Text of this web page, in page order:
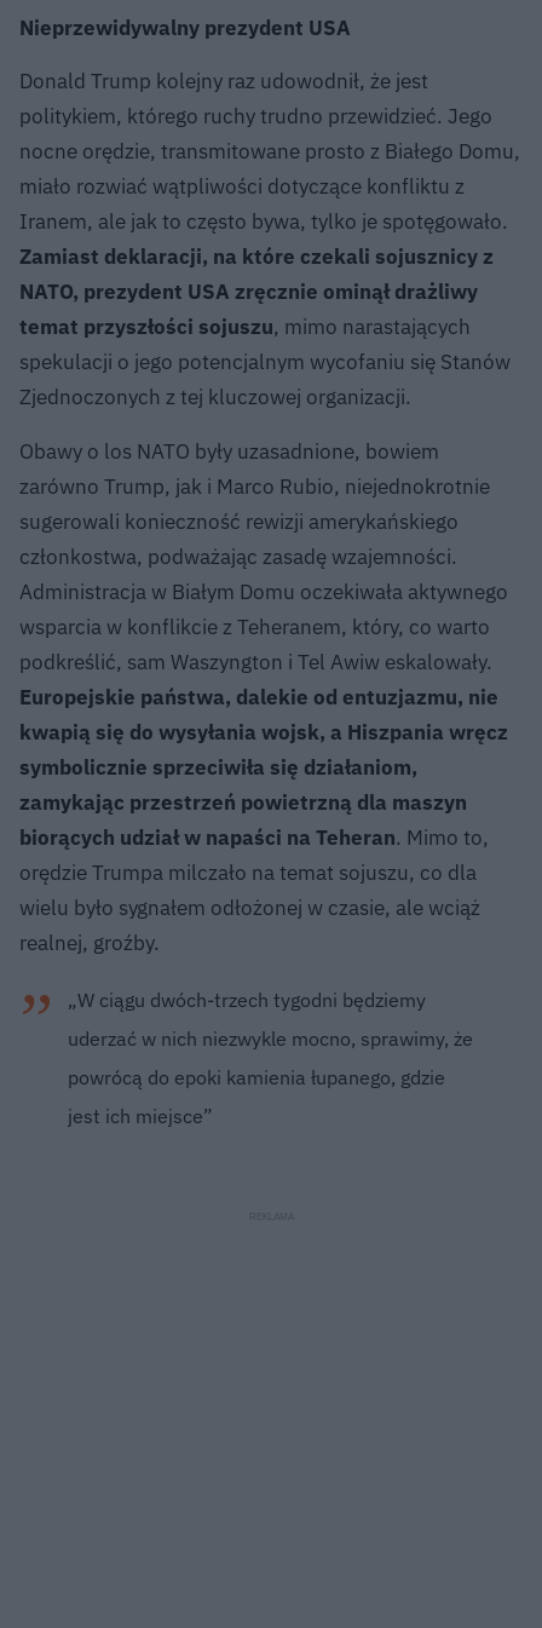
Nieprzewidywalny prezydent USA
Donald Trump kolejny raz udowodnił, że jest
politykiem, którego ruchy trudno przewidzieć. Jego
nocne orędzie, transmitowane prosto z Białego Domu,
miało rozwiać wątpliwości dotyczące konfliktu z
Iranem, ale jak to często bywa, tylko je spotęgowało.
Zamiast deklaracji, na które czekali sojusznicy z
NATO, prezydent USA zręcznie ominął drażliwy
temat przyszłości sojuszu, mimo narastających
spekulacji o jego potencjalnym wycofaniu się Stanów
Zjednoczonych z tej kluczowej organizacji.
Obawy o los NATO były uzasadnione, bowiem
zarówno Trump, jak i Marco Rubio, niejednokrotnie
sugerowali konieczność rewizji amerykańskiego
członkostwa, podważając zasadę wzajemności.
Administracja w Białym Domu oczekiwała aktywnego
wsparcia w konflikcie z Teheranem, który, co warto
podkreślić, sam Waszyngton i Tel Awiw eskalowały.
Europejskie państwa, dalekie od entuzjazmu, nie
kwapią się do wysyłania wojsk, a Hiszpania wręcz
symbolicznie sprzeciwiła się działaniom,
zamykając przestrzeń powietrzną dla maszyn
biorących udział w napaści na Teheran. Mimo to,
orędzie Trumpa milczało na temat sojuszu, co dla
wielu było sygnałem odłożonej w czasie, ale wciąż
realnej, groźby.
„W ciągu dwóch-trzech tygodni będziemy
uderzać w nich niezwykle mocno, sprawimy, że
powrócą do epoki kamienia łupanego, gdzie
jest ich miejsce”